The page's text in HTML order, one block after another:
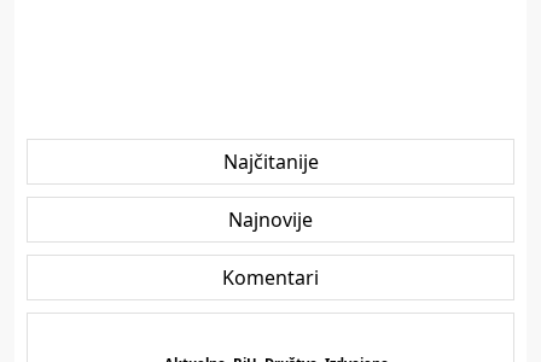
Najčitanije
Najnovije
Komentari